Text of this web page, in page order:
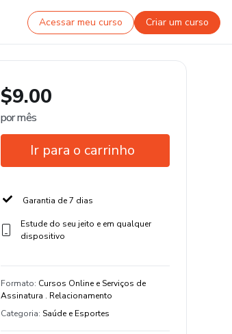
Acessar meu curso Criar um curso
$9.00
por mês
Ir para o carrinho
Garantia de 7 dias
Estude do seu jeito e em qualquer
dispositivo
Formato: Cursos Online e Serviços de
Assinatura . Relacionamento
Categoria: Saúde e Esportes